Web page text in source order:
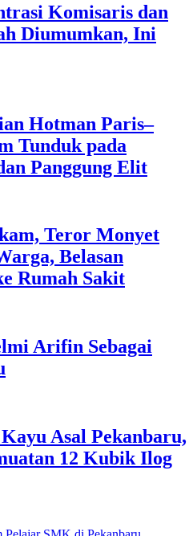
Komisaris dan
Diumumkan, Ini
Hotman Paris–
Tunduk pada
Panggung Elit
Teror Monyet
Belasan
Rumah Sakit
Arifin Sebagai
Asal Pekanbaru,
12 Kubik Ilog